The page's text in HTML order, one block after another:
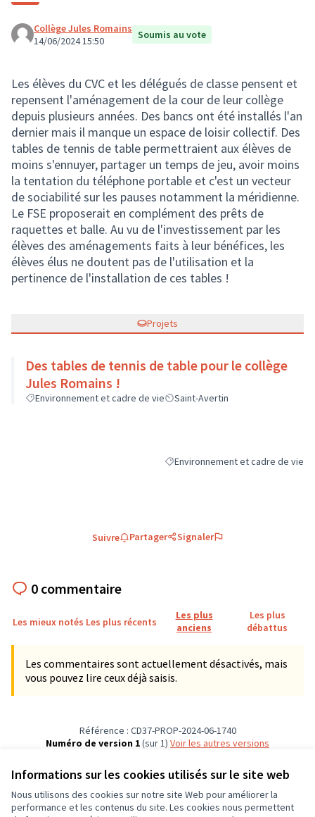
Informations sur les cookies utilisés sur le site web
Nous utilisons des cookies sur notre site Web pour améliorer la
performance et les contenus du site. Les cookies nous permettent
Collège Jules Romains
14/06/2024 15:50
Soumis au vote
Les élèves du CVC et les délégués de classe pensent et
repensent l'aménagement de la cour de leur collège
depuis plusieurs années. Des bancs ont été installés l'an
dernier mais il manque un espace de loisir collectif. Des
tables de tennis de table permettraient aux élèves de
moins s'ennuyer, partager un temps de jeu, avoir moins
la tentation du téléphone portable et c'est un vecteur
de sociabilité sur les pauses notamment la méridienne.
Le FSE proposerait en complément des prêts de
raquettes et balle. Au vu de l'investissement par les
élèves des aménagements faits à leur bénéfices, les
élèves élus ne doutent pas de l'utilisation et la
pertinence de l'installation de ces tables !
Projets
Des tables de tennis de table pour le collège
Jules Romains !
Environnement et cadre de vie Saint-Avertin
Filtrer les résultats de la catégorie
Environnement et cadre de vie
Suivre Partager Signaler
0 commentaire
Les mieux notés Les plus récents
Les plus
anciens
Les plus
débattus
Les commentaires sont actuellement désactivés, mais
vous pouvez lire ceux déjà saisis.
Référence : CD37-PROP-2024-06-1740
Numéro de version 1(sur 1)
voir les autres versions
Conditions d'utilisation
Paramètres des cookies